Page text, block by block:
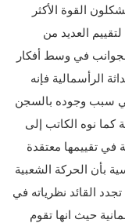
القوة الأكثر
العديد من
في وسط أفكار
الرأسمالية فإنه
سبب وجوده بالسجن
كما نوه الكاتب إلى
في تقييمها معتقدة
بأن الحركة الشعبية
القائد نظرياته في
حيث انها تقوم